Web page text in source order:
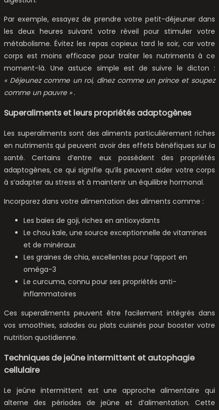
Par exemple, essayez de prendre votre petit-déjeuner dans
les deux heures suivant votre réveil pour stimuler votre
métabolisme. Évitez les repas copieux tard le soir, car votre
corps est moins efficace pour traiter les nutriments à ce
moment-là. Une astuce simple est de suivre le dicton :
« Déjeunez comme un roi, dînez comme un prince et soupez
comme un pauvre » .
Superaliments et leurs propriétés adaptogènes
Les superaliments sont des aliments particulièrement riches
en nutriments qui peuvent avoir des effets bénéfiques sur la
santé. Certains d’entre eux possèdent des propriétés
adaptogènes, ce qui signifie qu’ils peuvent aider votre corps
à s’adapter au stress et à maintenir un équilibre hormonal.
Incorporez dans votre alimentation des aliments comme :
Les baies de goji, riches en antioxydants
Le chou kale, une source exceptionnelle de vitamines
et de minéraux
Les graines de chia, excellentes pour l’apport en
oméga-3
Le curcuma, connu pour ses propriétés anti-
inflammatoires
Ces superaliments peuvent être facilement intégrés dans
vos smoothies, salades ou plats cuisinés pour booster votre
nutrition quotidienne.
Techniques de jeûne intermittent et autophagie
cellulaire
Le jeûne intermittent est une approche alimentaire qui
alterne des périodes de jeûne et d’alimentation. Cette